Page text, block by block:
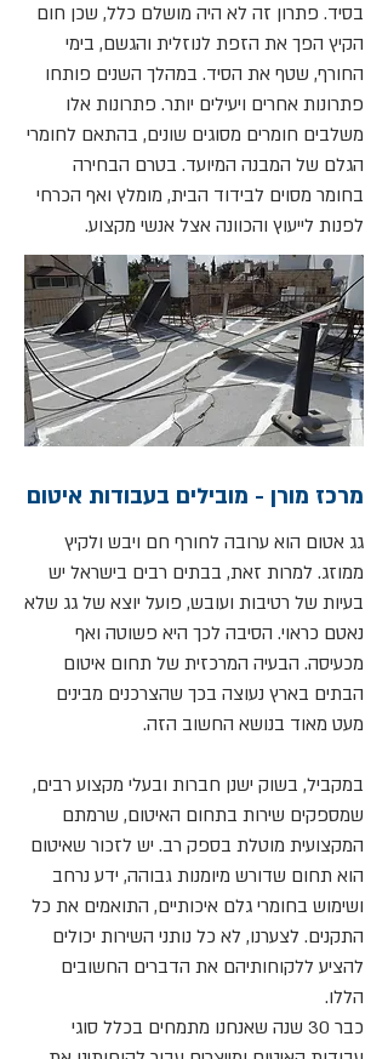
בסיד. פתרון זה לא היה מושלם כלל, שכן חום
הקיץ הפך את הזפת לנוזלית והגשם, בימי
החורף, שטף את הסיד. במהלך השנים פותחו
פתרונות אחרים ויעילים יותר. פתרונות אלו
משלבים חומרים מסוגים שונים, בהתאם לחומרי
הגלם של המבנה המיועד. בטרם הבחירה
בחומר מסוים לבידוד הבית, מומלץ ואף הכרחי
לפנות לייעוץ והכוונה אצל אנשי מקצוע.
מרכז מורן - מובילים בעבודות איטום
גג אטום הוא ערובה לחורף חם ויבש ולקיץ
ממוזג. למרות זאת, בבתים רבים בישראל יש
בעיות של רטיבות ועובש, פועל יוצא של גג שלא
נאטם כראוי. הסיבה לכך היא פשוטה ואף
מכעיסה. הבעיה המרכזית של תחום איטום
הבתים בארץ נעוצה בכך שהצרכנים מבינים
מעט מאוד בנושא החשוב הזה.
במקביל, בשוק ישנן חברות ובעלי מקצוע רבים,
שמספקים שירות בתחום האיטום, שרמתם
המקצועית מוטלת בספק רב. יש לזכור שאיטום
הוא תחום שדורש מיומנות גבוהה, ידע נרחב
ושימוש בחומרי גלם איכותיים, התואמים את כל
התקנים. לצערנו, לא כל נותני השירות יכולים
להציע ללקוחותיהם את הדברים החשובים
הללו.
כבר 30 שנה שאנחנו מתמחים בכלל סוגי